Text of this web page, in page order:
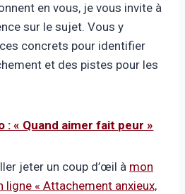
en vous, je vous invite à
sur le sujet. Vous y
concrets pour identifier
et des pistes pour les
: « Quand aimer fait peur »
jeter un coup d’œil à mon
ligne « Attachement anxieux,